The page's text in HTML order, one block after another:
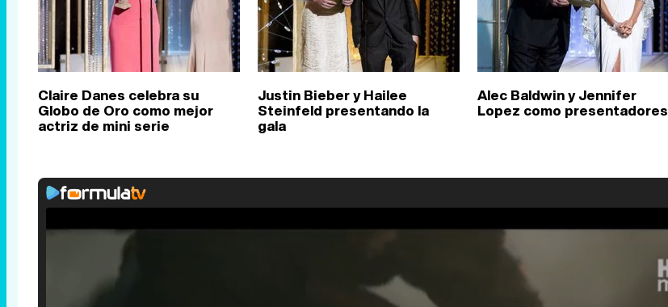
Claire Danes celebra su
Globo de Oro como mejor
actriz de mini serie
Justin Bieber y Hailee
Steinfeld presentando la
gala
Alec Baldwin y Jennifer
Lopez como presentadores